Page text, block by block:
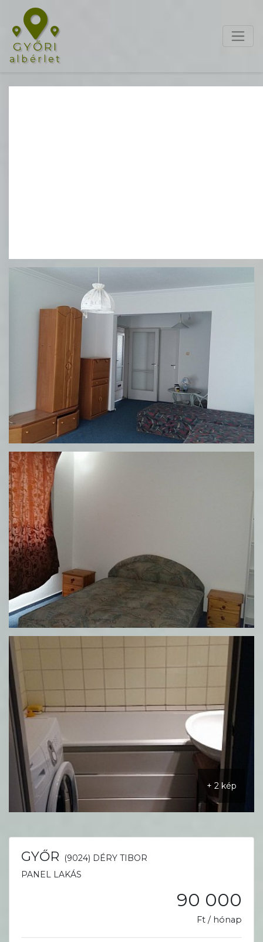
GYŐRI
albérlet
+ 2 kép
GYŐR (9024) DÉRY TIBOR
PANEL LAKÁS
90 000
Ft / hónap